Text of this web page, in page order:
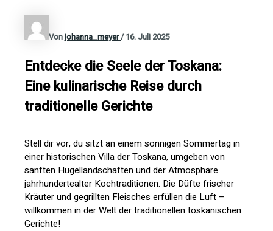
Vonjohanna_meyer/16. Juli 2025
Entdecke die Seele der Toskana:
Eine kulinarische Reise durch
traditionelle Gerichte
Stell dir vor, du sitzt an einem sonnigen Sommertag in
einer historischen Villa der Toskana, umgeben von
sanften Hügellandschaften und der Atmosphäre
jahrhundertealter Kochtraditionen. Die Düfte frischer
Kräuter und gegrillten Fleisches erfüllen die Luft –
willkommen in der Welt der traditionellen toskanischen
Gerichte!